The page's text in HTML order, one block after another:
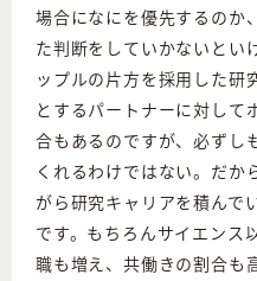
場合になにを優先するのか
た判断をしていかないとい
ップルの片方を採用した研
とするパートナーに対して
合もあるのですが、必ずし
くれるわけではない。だか
がら研究キャリアを積んで
です。もちろんサイエンス
職も増え、共働きの割合も